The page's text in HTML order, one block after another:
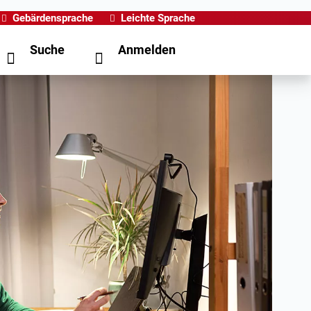
Gebärdensprache Leichte Sprache
Suche Anmelden